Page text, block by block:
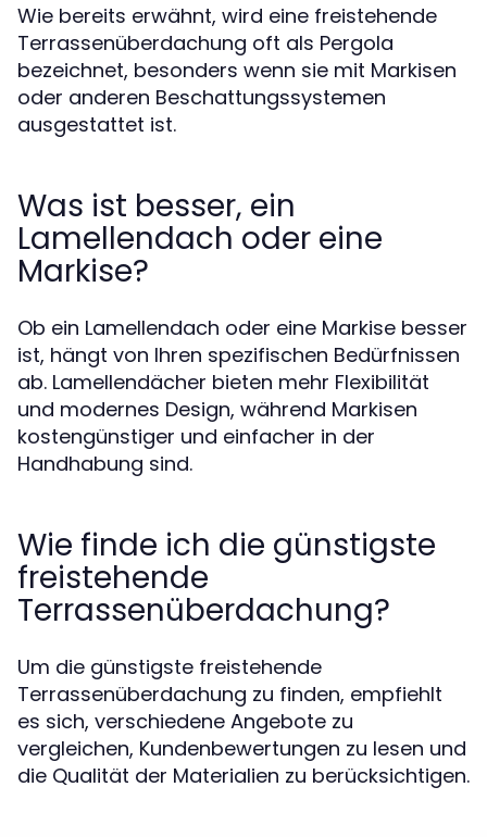
Wie bereits erwähnt, wird eine freistehende
Terrassenüberdachung oft als Pergola
bezeichnet, besonders wenn sie mit Markisen
oder anderen Beschattungssystemen
ausgestattet ist.
Was ist besser, ein
Lamellendach oder eine
Markise?
Ob ein Lamellendach oder eine Markise besser
ist, hängt von Ihren spezifischen Bedürfnissen
ab. Lamellendächer bieten mehr Flexibilität
und modernes Design, während Markisen
kostengünstiger und einfacher in der
Handhabung sind.
Wie finde ich die günstigste
freistehende
Terrassenüberdachung?
Um die günstigste freistehende
Terrassenüberdachung zu finden, empfiehlt
es sich, verschiedene Angebote zu
vergleichen, Kundenbewertungen zu lesen und
die Qualität der Materialien zu berücksichtigen.